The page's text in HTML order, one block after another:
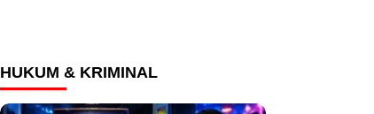
HUKUM & KRIMINAL